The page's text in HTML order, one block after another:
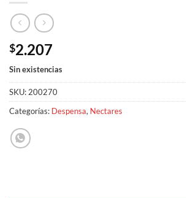
$2.207
Sin existencias
SKU:200270
Categorías: Despensa, Nectares